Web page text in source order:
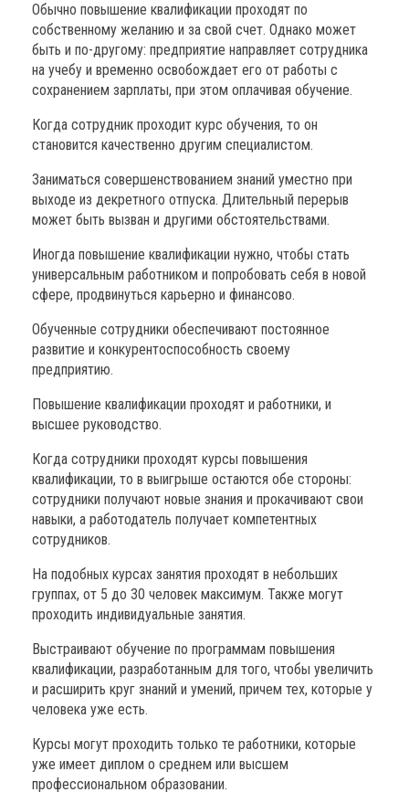
Обычно повышение квалификации проходят по
собственному желанию и за свой счет. Однако может
быть и по-другому: предприятие направляет сотрудника
на учебу и временно освобождает его от работы с
сохранением зарплаты, при этом оплачивая обучение.
Когда сотрудник проходит курс обучения, то он
становится качественно другим специалистом.
Заниматься совершенствованием знаний уместно при
выходе из декретного отпуска. Длительный перерыв
может быть вызван и другими обстоятельствами.
Иногда повышение квалификации нужно, чтобы стать
универсальным работником и попробовать себя в новой
сфере, продвинуться карьерно и финансово.
Обученные сотрудники обеспечивают постоянное
развитие и конкурентоспособность своему
предприятию.
Повышение квалификации проходят и работники, и
высшее руководство.
Когда сотрудники проходят курсы повышения
квалификации, то в выигрыше остаются обе стороны:
сотрудники получают новые знания и прокачивают свои
навыки, а работодатель получает компетентных
сотрудников.
На подобных курсах занятия проходят в небольших
группах, от 5 до 30 человек максимум. Также могут
проходить индивидуальные занятия.
Выстраивают обучение по программам повышения
квалификации, разработанным для того, чтобы увеличить
и расширить круг знаний и умений, причем тех, которые у
человека уже есть.
Курсы могут проходить только те работники, которые
уже имеет диплом о среднем или высшем
профессиональном образовании.